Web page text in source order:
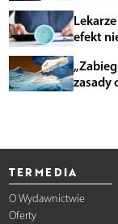
efekt
zasady
TERMEDIA
O Wydawnictwie
Oferty